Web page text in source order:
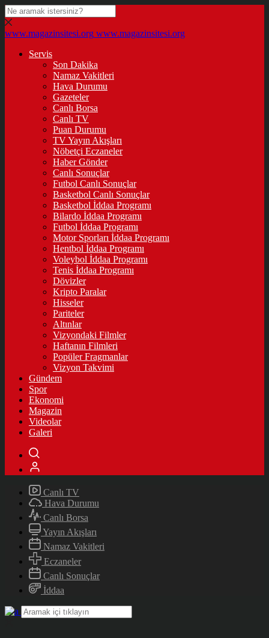
www.magazinsitesi.org www.magazinsitesi.org
Servis
Son Dakika
Namaz Vakitleri
Hava Durumu
Gazeteler
Canlı Borsa
Canlı TV
Puan Durumu
TV Yayın Akışları
Nöbetçi Eczaneler
Haber Gönder
Canlı Sonuçlar
Futbol Canlı Sonuçlar
Basketbol Canlı Sonuçlar
Basketbol İddaa Programı
Bilardo İddaa Programı
Futbol İddaa Programı
Motor Sporları İddaa Programı
Hentbol İddaa Programı
Voleybol İddaa Programı
Tenis İddaa Programı
Dövizler
Kripto Paralar
Hisseler
Pariteler
Altınlar
Vizyondaki Filmler
Haftanın Filmleri
Popüler Fragmanlar
Vizyon Takvimi
Gündem
Spor
Ekonomi
Magazin
Videolar
Galeri
Canlı TV
Hava Durumu
Canlı Borsa
Yayın Akışları
Namaz Vakitleri
Eczaneler
Canlı Sonuçlar
İddaa